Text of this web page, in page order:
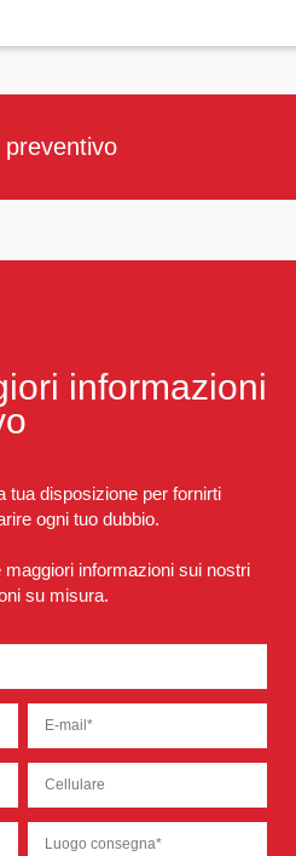
informazioni
tua disposizione per fornirti
ogni tuo dubbio.
informazioni sui nostri
su misura.